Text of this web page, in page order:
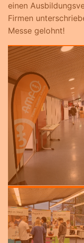
einen
Firmen
Messe gelohnt!